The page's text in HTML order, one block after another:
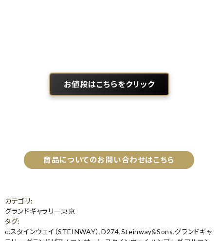
お値段はこちらをクリック
商品についてのお問い合わせはこちら
カテゴリ:
グランドギャラリー東京
タグ:
c.スタインウェイ（STEINWAY）,D274,Steinway&Sons,グランドギャ